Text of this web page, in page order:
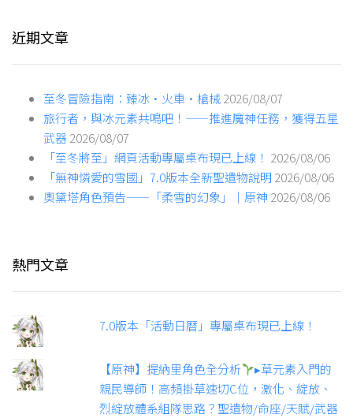
近期文章
至冬冒險指南：臻冰·火車·槍械2026/08/07
旅行者，與冰元素共鳴吧！——推進魔神任務，獲得五星
武器2026/08/07
「至冬將至」網頁活動專屬桌布現已上線！ 2026/08/06
「無神憐愛的雪國」7.0版本全新聖遺物說明 2026/08/06
奧黛塔角色預告——「柔雪的幻象」｜原神 2026/08/06
熱門文章
7.0版本「活動日曆」專屬桌布現已上線！
【原神】提納里角色全分析
▸草元素入門的
親民導師！高頻掛草速切C位，激化、綻放、
烈綻放體系組隊思路？聖遺物/命座/天賦/武器